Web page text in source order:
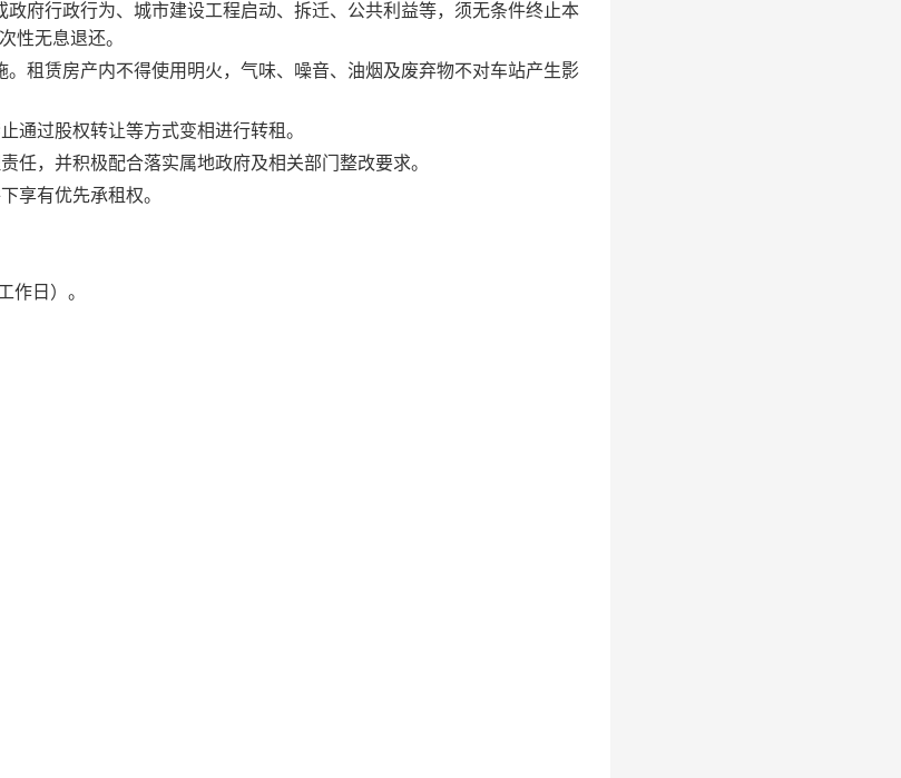
府行政行为、城市建设工程启动、拆迁、公共利益等，须无条件终止本
性无息退还。
租赁房产内不得使用明火，气味、噪音、油烟及废弃物不对车站产生影
通过股权转让等方式变相进行转租。
任，并积极配合落实属地政府及相关部门整改要求。
享有优先承租权。
作日）。